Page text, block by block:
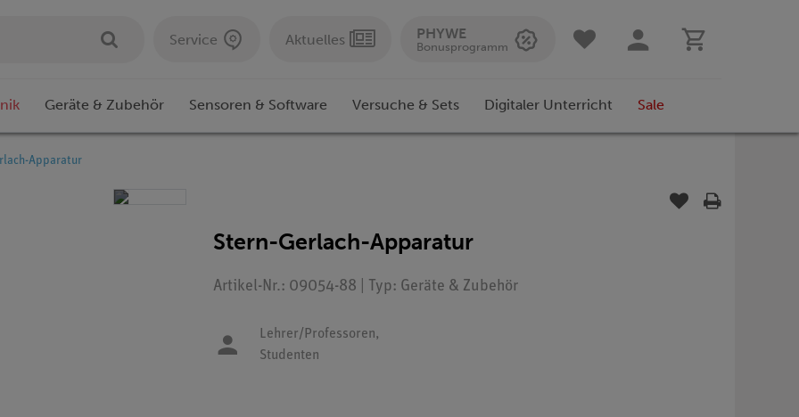
Service Aktuelles PHYWE
Bonusprogramm
Geräte & Zubehör Sensoren & Software Versuche & Sets Digitaler Unterricht Sale
Apparatur
Stern-Gerlach-Apparatur
Artikel-Nr.: 09054-88 | Typ: Geräte & Zubehör
Lehrer/Professoren,
Studenten